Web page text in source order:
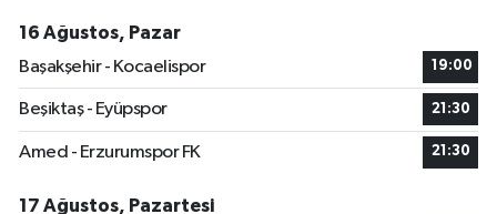
16 Ağustos, Pazar
Başakşehir - Kocaelispor
19:00
Beşiktaş - Eyüpspor 21:30
Amed - Erzurumspor FK 21:30
17 Ağustos, Pazartesi